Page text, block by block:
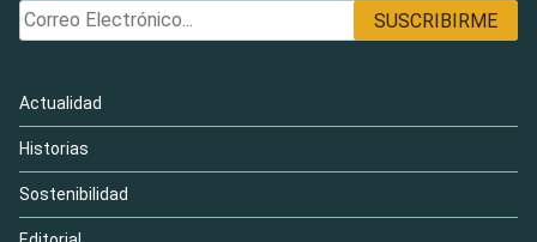
Actualidad
Historias
Sostenibilidad